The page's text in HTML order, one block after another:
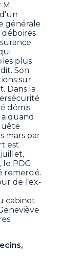
générale
plus
Son
sur
Dans la
démis
quand
mars par
est
le PDG
remercié.
de l'ex-
cabinet.